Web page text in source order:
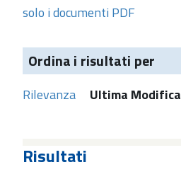
solo i documenti PDF
Ordina i risultati per
Rilevanza Ultima Modifica
Risultati